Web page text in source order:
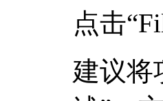
点击
建议将